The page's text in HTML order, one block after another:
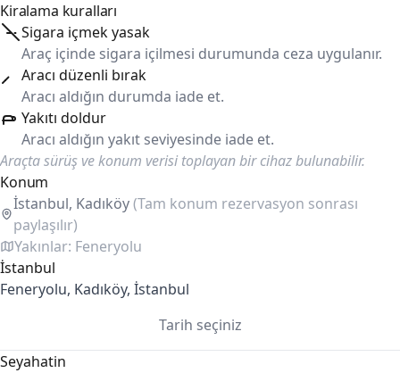
Kiralama kuralları
Sigara içmek yasak
Araç içinde sigara içilmesi durumunda ceza uygulanır.
Aracı düzenli bırak
Aracı aldığın durumda iade et.
Yakıtı doldur
Aracı aldığın yakıt seviyesinde iade et.
Araçta sürüş ve konum verisi toplayan bir cihaz bulunabilir.
Konum
İstanbul, Kadıköy(Tam konum rezervasyon sonrası
paylaşılır)
Yakınlar: Feneryolu
İstanbul
Feneryolu, Kadıköy, İstanbul
Tarih seçiniz
Seyahatin